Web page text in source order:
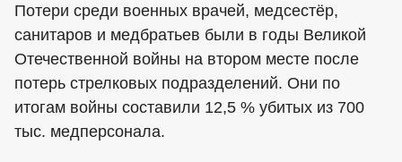
Потери среди военных врачей, медсестёр,
санитаров и медбратьев были в годы Великой
Отечественной войны на втором месте после
потерь стрелковых подразделений. Они по
итогам войны составили 12,5 % убитых из 700
тыс. медперсонала.